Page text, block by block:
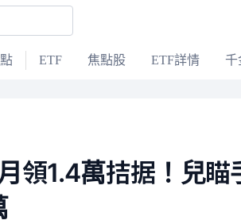
ETF 焦點股 ETF詳情 千
領1.4萬拮据！兒